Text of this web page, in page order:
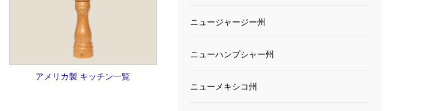
アメリカ製 キッチン一覧
ニュージャージー州
ニューハンプシャー州
ニューメキシコ州